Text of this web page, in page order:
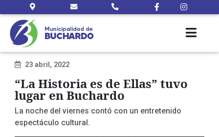
23 abril, 2022
“La Historia es de Ellas” tuvo
lugar en Buchardo
La noche del viernes contó con un entretenido
espectáculo cultural.